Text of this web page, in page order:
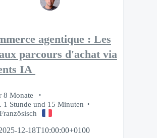
agentique : Les
parcours d'achat via
IA
8 Monate
1 Stunde und 15 Minuten
12-18T10:00:00+0100